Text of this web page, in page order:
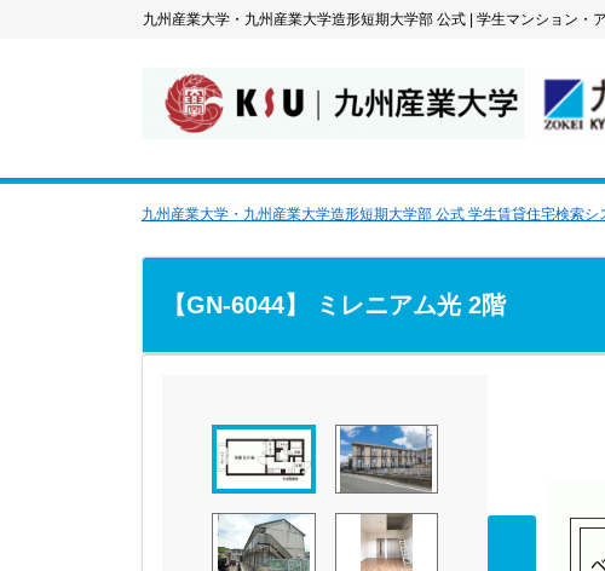
九州産業大学・九州産業大学造形短期大学部 公式 学生マンション・
九州産業大学・九州産業大学造形短期大学部 公式 学生賃貸住宅検索シ
【GN-6044】 ミレニアム光 2階